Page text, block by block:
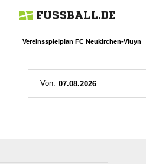
FUSSBALL.DE
Vereinsspielplan FC Neukirchen-Vluyn
Von: